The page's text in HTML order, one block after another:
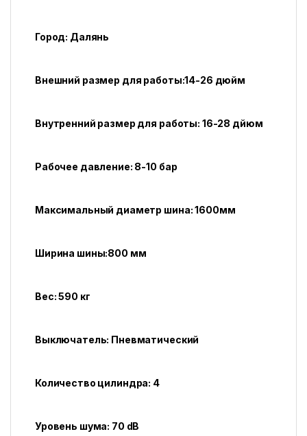
Город: Далянь
Внешний размер для работы:14-26 дюйм
Внутренний размер для работы: 16-28 дйюм
Рабочее давление: 8-10 бар
Максимальный диаметр шина: 1600мм
Ширина шины:800 мм
Вес: 590 кг
Выключатель: Пневматический
Количество цилиндра: 4
Уровень шума: 70 dB